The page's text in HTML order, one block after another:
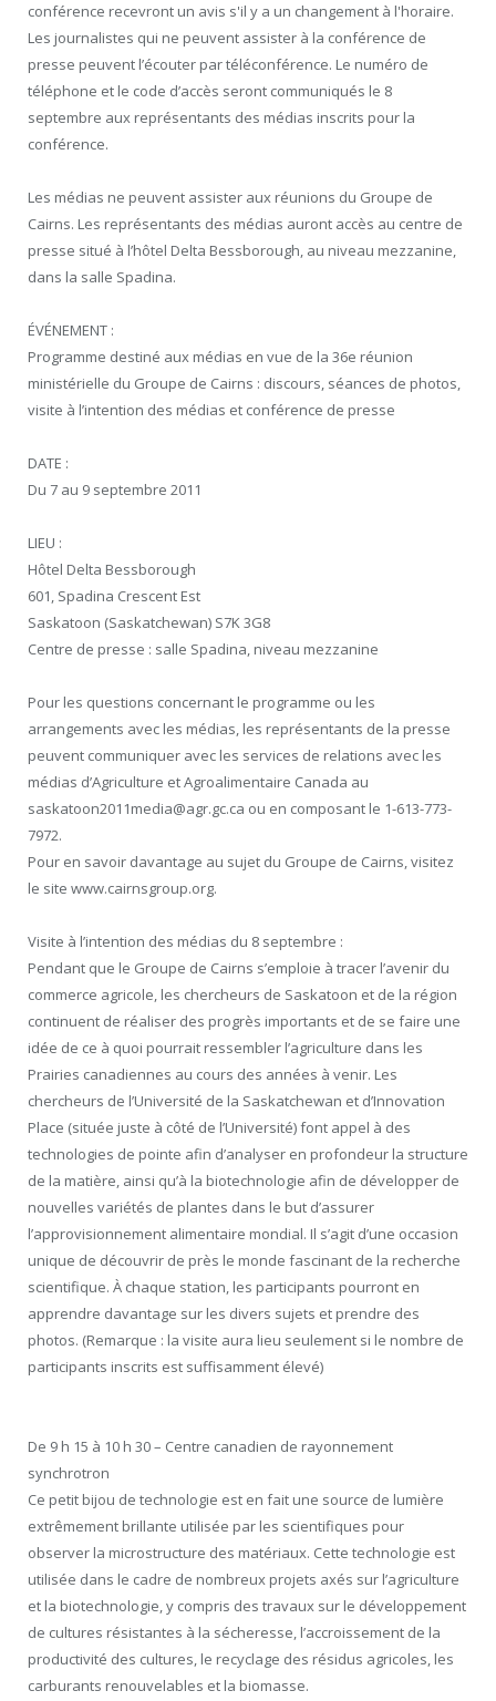
conférence recevront un avis s'il y a un changement à l'horaire.
Les journalistes qui ne peuvent assister à la conférence de
presse peuvent l’écouter par téléconférence. Le numéro de
téléphone et le code d’accès seront communiqués le 8
septembre aux représentants des médias inscrits pour la
conférence.
Les médias ne peuvent assister aux réunions du Groupe de
Cairns. Les représentants des médias auront accès au centre de
presse situé à l’hôtel Delta Bessborough, au niveau mezzanine,
dans la salle Spadina.
ÉVÉNEMENT :
Programme destiné aux médias en vue de la 36e réunion
ministérielle du Groupe de Cairns : discours, séances de photos,
visite à l’intention des médias et conférence de presse
DATE :
Du 7 au 9 septembre 2011
LIEU :
Hôtel Delta Bessborough
601, Spadina Crescent Est
Saskatoon (Saskatchewan) S7K 3G8
Centre de presse : salle Spadina, niveau mezzanine
Pour les questions concernant le programme ou les
arrangements avec les médias, les représentants de la presse
peuvent communiquer avec les services de relations avec les
médias d’Agriculture et Agroalimentaire Canada au
saskatoon2011media@agr.gc.ca ou en composant le 1-613-773-
7972.
Pour en savoir davantage au sujet du Groupe de Cairns, visitez
le site www.cairnsgroup.org.
Visite à l’intention des médias du 8 septembre :
Pendant que le Groupe de Cairns s’emploie à tracer l’avenir du
commerce agricole, les chercheurs de Saskatoon et de la région
continuent de réaliser des progrès importants et de se faire une
idée de ce à quoi pourrait ressembler l’agriculture dans les
Prairies canadiennes au cours des années à venir. Les
chercheurs de l’Université de la Saskatchewan et d’Innovation
Place (située juste à côté de l’Université) font appel à des
technologies de pointe afin d’analyser en profondeur la structure
de la matière, ainsi qu’à la biotechnologie afin de développer de
nouvelles variétés de plantes dans le but d’assurer
l’approvisionnement alimentaire mondial. Il s’agit d’une occasion
unique de découvrir de près le monde fascinant de la recherche
scientifique. À chaque station, les participants pourront en
apprendre davantage sur les divers sujets et prendre des
photos. (Remarque : la visite aura lieu seulement si le nombre de
participants inscrits est suffisamment élevé)
De 9 h 15 à 10 h 30 – Centre canadien de rayonnement
synchrotron
Ce petit bijou de technologie est en fait une source de lumière
extrêmement brillante utilisée par les scientifiques pour
observer la microstructure des matériaux. Cette technologie est
utilisée dans le cadre de nombreux projets axés sur l’agriculture
et la biotechnologie, y compris des travaux sur le développement
de cultures résistantes à la sécheresse, l’accroissement de la
productivité des cultures, le recyclage des résidus agricoles, les
carburants renouvelables et la biomasse.